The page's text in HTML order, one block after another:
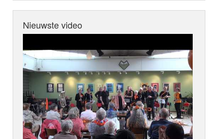
Nieuwste video